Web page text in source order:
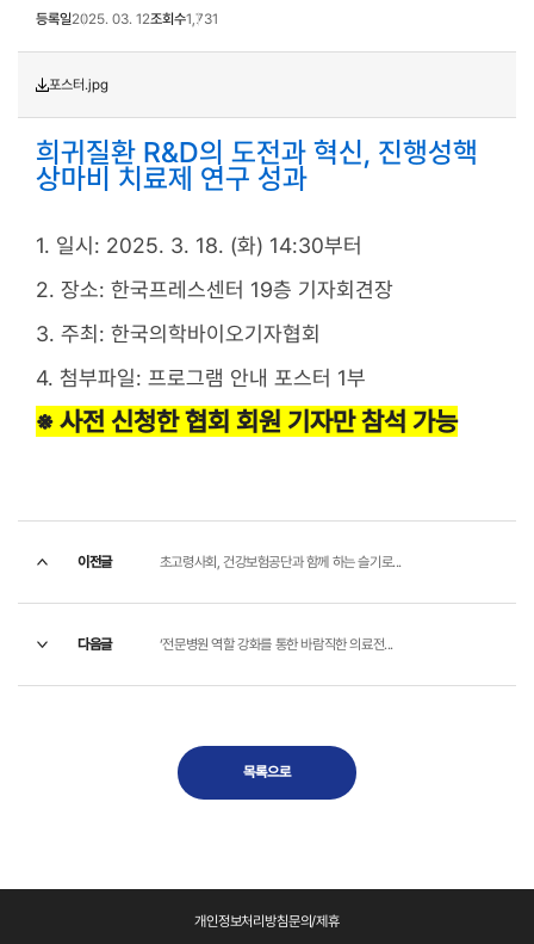
등록일2025. 03. 12조회수1,731
포스터.jpg
희귀질환 R&D의 도전과 혁신, 진행성핵
상마비 치료제 연구 성과
1. 일시: 2025. 3. 18. (화) 14:30부터
2. 장소: 한국프레스센터 19층 기자회견장
3. 주최: 한국의학바이오기자협회
4. 첨부파일: 프로그램 안내 포스터 1부
※ 사전 신청한 협회 회원 기자만 참석 가능
이전글 초고령사회, 건강보험공단과 함께 하는 슬기로...
다음글 ‘전문병원 역할 강화를 통한 바람직한 의료전...
목록으로
개인정보처리방침문의/제휴